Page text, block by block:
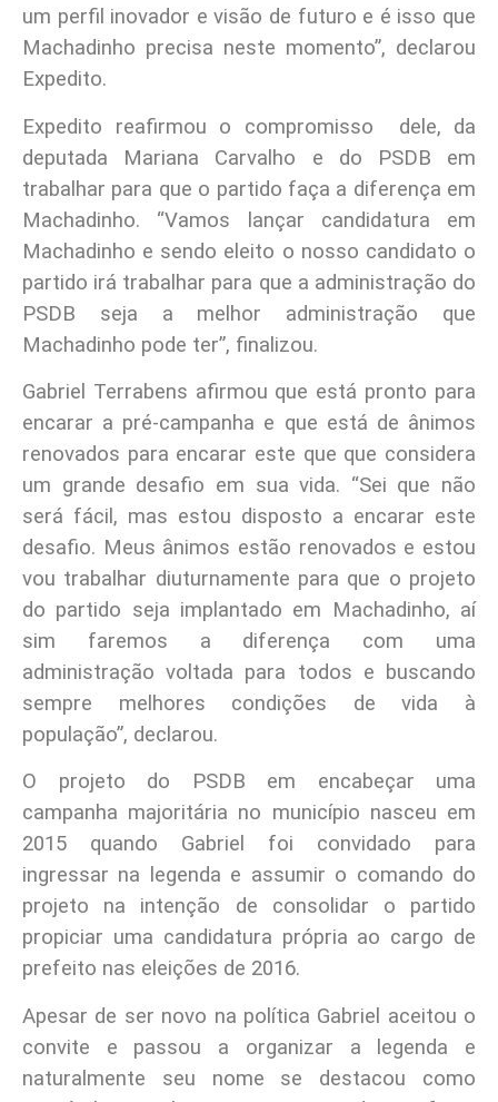
um perfil inovador e visão de futuro e é isso que
Machadinho precisa neste momento”, declarou
Expedito.
Expedito reafirmou o compromisso dele, da
deputada Mariana Carvalho e do PSDB em
trabalhar para que o partido faça a diferença em
Machadinho. “Vamos lançar candidatura em
Machadinho e sendo eleito o nosso candidato o
partido irá trabalhar para que a administração do
PSDB seja a melhor administração que
Machadinho pode ter”, finalizou.
Gabriel Terrabens afirmou que está pronto para
encarar a pré-campanha e que está de ânimos
renovados para encarar este que que considera
um grande desafio em sua vida. “Sei que não
será fácil, mas estou disposto a encarar este
desafio. Meus ânimos estão renovados e estou
vou trabalhar diuturnamente para que o projeto
do partido seja implantado em Machadinho, aí
sim faremos a diferença com uma
administração voltada para todos e buscando
sempre melhores condições de vida à
população”, declarou.
O projeto do PSDB em encabeçar uma
campanha majoritária no município nasceu em
2015 quando Gabriel foi convidado para
ingressar na legenda e assumir o comando do
projeto na intenção de consolidar o partido
propiciar uma candidatura própria ao cargo de
prefeito nas eleições de 2016.
Apesar de ser novo na política Gabriel aceitou o
convite e passou a organizar a legenda e
naturalmente seu nome se destacou como